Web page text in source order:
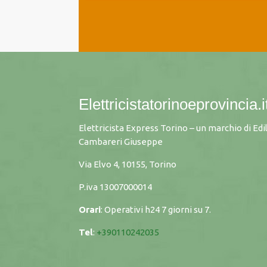
Elettricista Express Torino – un marchio di
Cambareri Giuseppe
Via Elvo 4, 10155, Torino
P.iva 13007000014
Orari: Operativi h24 7 giorni su 7.
Tel: +390110242035